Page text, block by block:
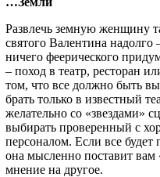
Развлечь земную женщину
святого Валентина
ничего феерического
– поход в театр, ресторан
том, что все должно быть
брать только в известный
желательно со «звездами»
выбирать проверенный с
персоналом. Если все будет
она мысленно поставит вам
мнение на другое.